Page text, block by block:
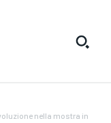
nella mostra in